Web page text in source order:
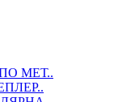
МЕТ..